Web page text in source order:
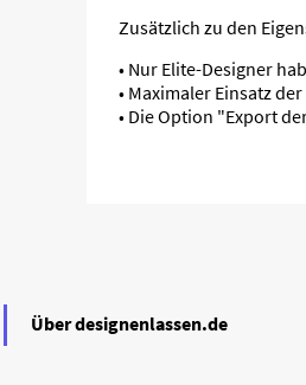
Zusätzlich zu den
• Nur Elite-Designer
• Maximaler Einsatz
• Die Option "Export
Über designenlassen.de